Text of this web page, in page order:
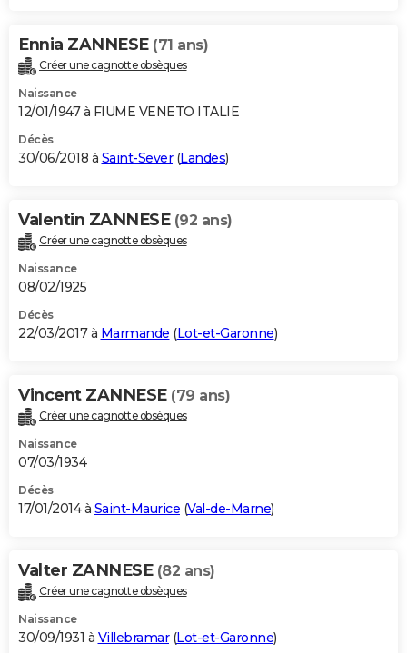
Ennia ZANNESE (71 ans)
Créer une cagnotte obsèques
Naissance
12/01/1947 à FIUME VENETO ITALIE
Décès
30/06/2018 à Saint-Sever(Landes)
Valentin ZANNESE (92 ans)
Créer une cagnotte obsèques
Naissance
08/02/1925
Décès
22/03/2017 à Marmande (Lot-et-Garonne)
Vincent ZANNESE (79 ans)
Créer une cagnotte obsèques
Naissance
07/03/1934
Décès
17/01/2014 à Saint-Maurice (Val-de-Marne)
Valter ZANNESE (82 ans)
Créer une cagnotte obsèques
Naissance
30/09/1931 à Villebramar(Lot-et-Garonne)